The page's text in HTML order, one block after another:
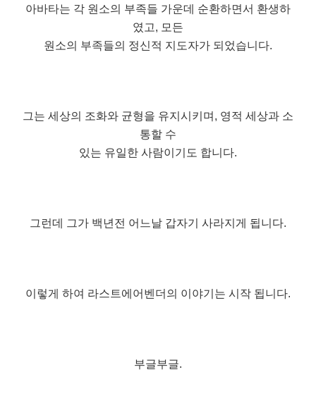
아바타는 각 원소의 부족들 가운데 순환하면서 환생하
였고, 모든
원소의 부족들의 정신적 지도자가 되었습니다.
그는 세상의 조화와 균형을 유지시키며, 영적 세상과 소
통할 수
있는 유일한 사람이기도 합니다.
그런데 그가 백년전 어느날 갑자기 사라지게 됩니다.
이렇게 하여 라스트에어벤더의 이야기는 시작 됩니다.
부글부글.